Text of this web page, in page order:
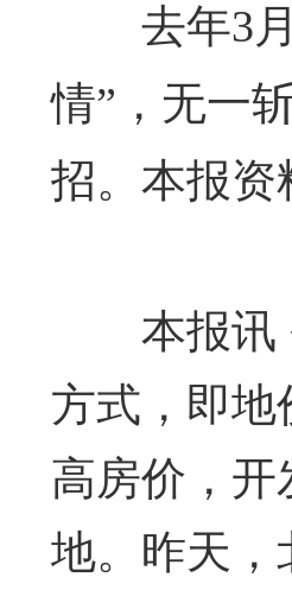
去年3
情”，无一
招。本报资
本报讯
方式，即
高房价，
地。昨天